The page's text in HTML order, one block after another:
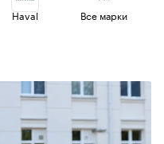
Haval
Volga
Все марки